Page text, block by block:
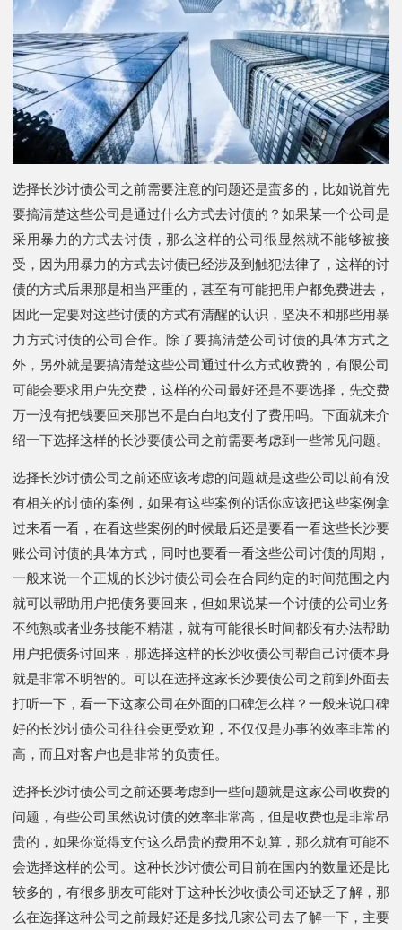
选择长沙讨债公司之前需要注意的问题还是蛮多的，比如说首先
要搞清楚这些公司是通过什么方式去讨债的？如果某一个公司是
采用暴力的方式去讨债，那么这样的公司很显然就不能够被接
受，因为用暴力的方式去讨债已经涉及到触犯法律了，这样的讨
债的方式后果那是相当严重的，甚至有可能把用户都免费进去，
因此一定要对这些讨债的方式有清醒的认识，坚决不和那些用暴
力方式讨债的公司合作。除了要搞清楚公司讨债的具体方式之
外，另外就是要搞清楚这些公司通过什么方式收费的，有限公司
可能会要求用户先交费，这样的公司最好还是不要选择，先交费
万一没有把钱要回来那岂不是白白地支付了费用吗。下面就来介
绍一下选择这样的长沙要债公司之前需要考虑到一些常见问题。
选择长沙讨债公司之前还应该考虑的问题就是这些公司以前有没
有相关的讨债的案例，如果有这些案例的话你应该把这些案例拿
过来看一看，在看这些案例的时候最后还是要看一看这些长沙要
账公司讨债的具体方式，同时也要看一看这些公司讨债的周期，
一般来说一个正规的长沙讨债公司会在合同约定的时间范围之内
就可以帮助用户把债务要回来，但如果说某一个讨债的公司业务
不纯熟或者业务技能不精湛，就有可能很长时间都没有办法帮助
用户把债务讨回来，那选择这样的长沙收债公司帮自己讨债本身
就是非常不明智的。可以在选择这家长沙要债公司之前到外面去
打听一下，看一下这家公司在外面的口碑怎么样？一般来说口碑
好的长沙讨债公司往往会更受欢迎，不仅仅是办事的效率非常的
高，而且对客户也是非常的负责任。
选择长沙讨债公司之前还要考虑到一些问题就是这家公司收费的
问题，有些公司虽然说讨债的效率非常高，但是收费也是非常昂
贵的，如果你觉得支付这么昂贵的费用不划算，那么就有可能不
会选择这样的公司。这种长沙讨债公司目前在国内的数量还是比
较多的，有很多朋友可能对于这种长沙收债公司还缺乏了解，那
么在选择这种公司之前最好还是多找几家公司去了解一下，主要